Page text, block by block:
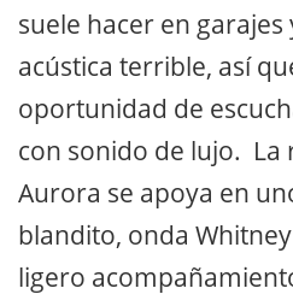
suele hacer en garajes
acústica terrible, así
oportunidad de
con sonido de lujo. La
Aurora se apoya en
blandito, onda
ligero